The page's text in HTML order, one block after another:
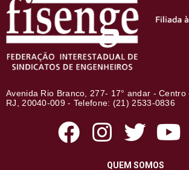
Avenida Rio Branco, 277- 17° andar -
RJ, 20040-009 - Telefone: (21) 2533-0836
QUEM SOMOS